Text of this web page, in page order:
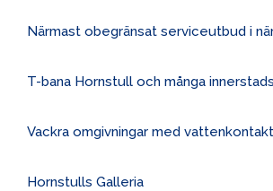
Närmast obegränsat serviceutbud i
T-bana Hornstull och många
Vackra omgivningar med vattenkontakt
Hornstulls Galleria